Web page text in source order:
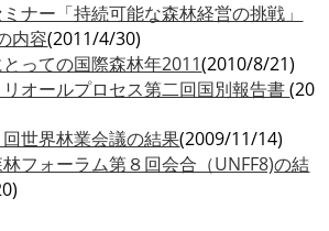
ナー「持続可能な森林経営の挑戦」
内容(2011/4/30)
っての国際森林年2011(2010/8/21)
オールプロセス第二回国別報告書(20
世界林業会議の結果(2009/11/14)
フォーラム第８回会合（UNFF8)の結